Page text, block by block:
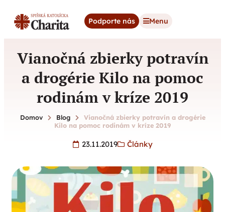
Podporte nás Menu
Vianočná zbierky potravín
a drogérie Kilo na pomoc
rodinám v kríze 2019
Domov Blog
Vianočná zbierky potravín a drogérie
Kilo na pomoc rodinám v kríze 2019
23.11.2019 Články